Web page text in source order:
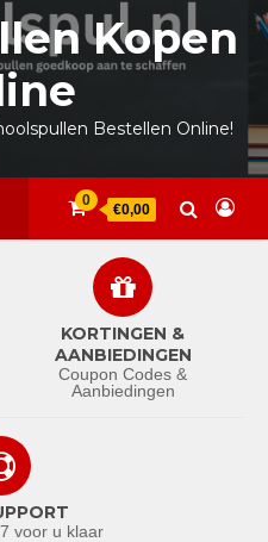
Kopen
Bestellen Online!
0
€0,00
KORTINGEN &
AANBIEDINGEN
Coupon Codes &
Aanbiedingen
voor u klaar